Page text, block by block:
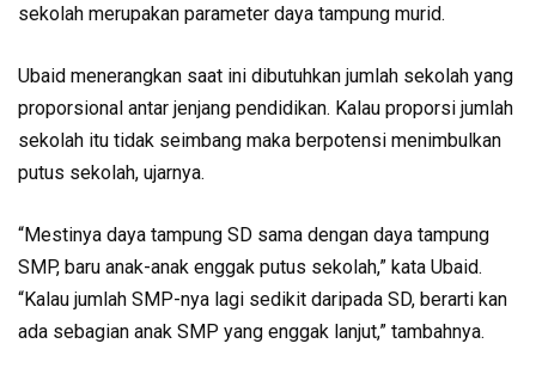
sekolah merupakan parameter daya tampung murid.
Ubaid menerangkan saat ini dibutuhkan jumlah sekolah yang
proporsional antar jenjang pendidikan. Kalau proporsi jumlah
sekolah itu tidak seimbang maka berpotensi menimbulkan
putus sekolah, ujarnya.
“Mestinya daya tampung SD sama dengan daya tampung
SMP, baru anak-anak enggak putus sekolah,” kata Ubaid.
“Kalau jumlah SMP-nya lagi sedikit daripada SD, berarti kan
ada sebagian anak SMP yang enggak lanjut,” tambahnya.